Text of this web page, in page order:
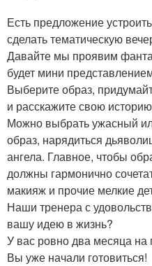
Есть предложение
сделать тематическую
Давайте мы проявим
будет мини
Выберите образ,
и расскажите свою
Можно выбрать ужасный
образ, нарядиться
ангела. Главное, чтобы
должны гармонично
макияж и прочие мелкие
Наши тренера с
вашу идею в жизнь?
У вас ровно два месяца на
Вы уже начали готовиться!